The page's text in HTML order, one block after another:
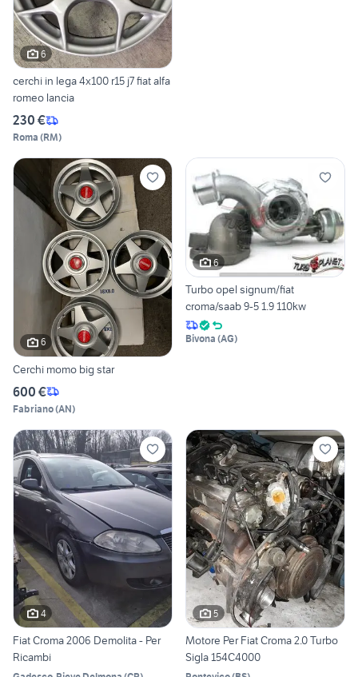
6
cerchi in lega 4x100 r15 j7 fiat alfa
romeo lancia
230 €
Roma (RM)
6
Cerchi momo big star
600 €
Fabriano(AN)
6
Turbo opel signum/fiat
croma/saab 9-5 1.9 110kw
Bivona (AG)
4
Fiat Croma 2006 Demolita - Per
Ricambi
5
Motore Per Fiat Croma 2.0 Turbo
Sigla 154C4000